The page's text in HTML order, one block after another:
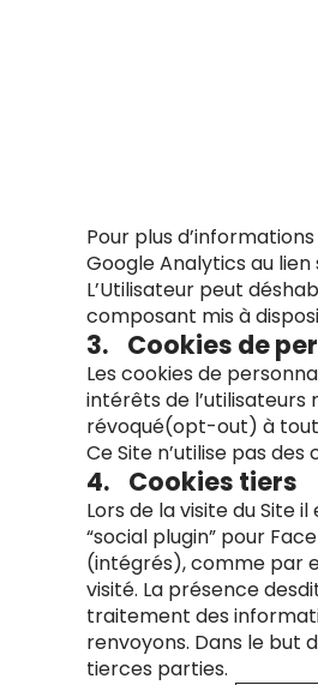
Pour plus
Google Analytics au lien
L’Utilisateur peut
composant mis à
3. Cookies de
Les cookies de
intérêts de l’utilisateurs
révoqué(opt-out) à
Ce Site n’utilise pas
4. Cookies tiers
Lors de la visite du Site
“social plugin” pour
(intégrés), comme par
visité. La présence
traitement des
renvoyons. Dans le but
tierces parties.